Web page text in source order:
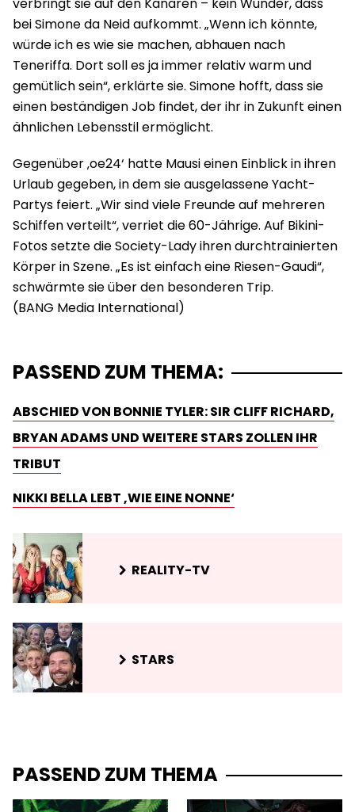
bei Simone da Neid aufkommt. „Wenn ich könnte,
würde ich es wie sie machen, abhauen nach
Teneriffa. Dort soll es ja immer relativ warm und
gemütlich sein“, erklärte sie. Simone hofft, dass sie
einen beständigen Job findet, der ihr in Zukunft einen
ähnlichen Lebensstil ermöglicht.
Gegenüber ‚oe24‘ hatte Mausi einen Einblick in ihren
Urlaub gegeben, in dem sie ausgelassene Yacht-
Partys feiert. „Wir sind viele Freunde auf mehreren
Schiffen verteilt“, verriet die 60-Jährige. Auf Bikini-
Fotos setzte die Society-Lady ihren durchtrainierten
Körper in Szene. „Es ist einfach eine Riesen-Gaudi“,
schwärmte sie über den besonderen Trip.
PASSEND ZUM THEMA:
ABSCHIED VON BONNIE TYLER: SIR CLIFF RICHARD,
BRYAN ADAMS UND WEITERE STARS ZOLLEN IHR
TRIBUT
NIKKI BELLA LEBT ‚WIE EINE NONNE‘
REALITY-TV
STARS
PASSEND ZUM THEMA